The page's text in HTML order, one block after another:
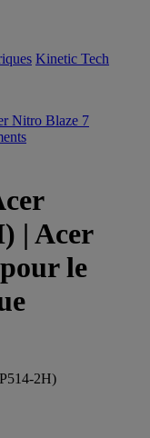
Kinetic Tech
Nitro Blaze 7
| Acer
le
2H)